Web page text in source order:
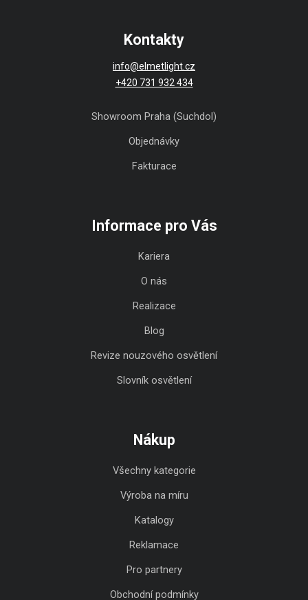
Kontakty
info@elmetlight.cz
+420 731 932 434
Showroom Praha (Suchdol)
Objednávky
Fakturace
Informace pro Vás
Kariera
O nás
Realizace
Blog
Revize nouzového osvětlení
Slovník osvětlení
Nákup
Všechny kategorie
Výroba na míru
Katalogy
Reklamace
Pro partnery
Obchodní podmínky